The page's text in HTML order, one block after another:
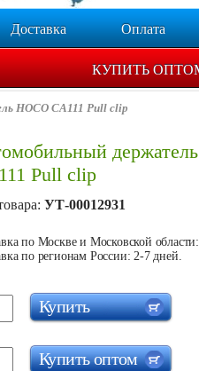
Доставка Оплата
КУПИТЬ
HOCO CA111 Pull clip
Pull clip
УТ-00012931
по Москве и Московской области:
по регионам России: 2-7 дней.
Купить
Купить оптом